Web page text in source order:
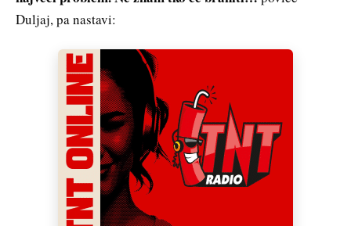
Duljaj, pa nastavi: